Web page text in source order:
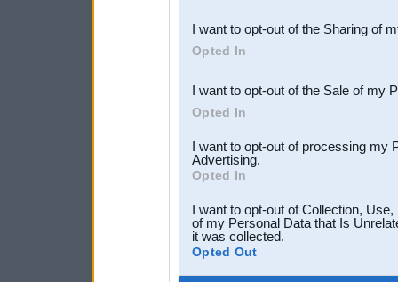
Downstream Participants
third parties.
I want to opt-out of the Sharing of
Opted In
I want to opt-out of the Sale of my
Opted In
I want to opt-out of processing my
Advertising.
Opted In
I want to opt-out of Collection,
of my Personal Data that Is
it was collected.
Opted Out